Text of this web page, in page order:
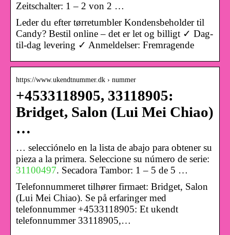
Zeitschalter: 1 – 2 von 2 …
Leder du efter tørretumbler Kondensbeholder til
Candy? Bestil online – det er let og billigt ✓ Dag-
til-dag levering ✓ Anmeldelser: Fremragende
https://www.ukendtnummer.dk › nummer
+4533118905, 33118905:
Bridget, Salon (Lui Mei Chiao)
…
… selecciónelo en la lista de abajo para obtener su
pieza a la primera. Seleccione su número de serie:
31100497. Secadora Tambor: 1 – 5 de 5 …
Telefonnummeret tilhører firmaet: Bridget, Salon
(Lui Mei Chiao). Se på erfaringer med
telefonnummer +4533118905: Et ukendt
telefonnummer 33118905,…